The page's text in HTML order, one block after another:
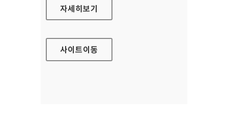
토지이음
자세히보기
사이트이동